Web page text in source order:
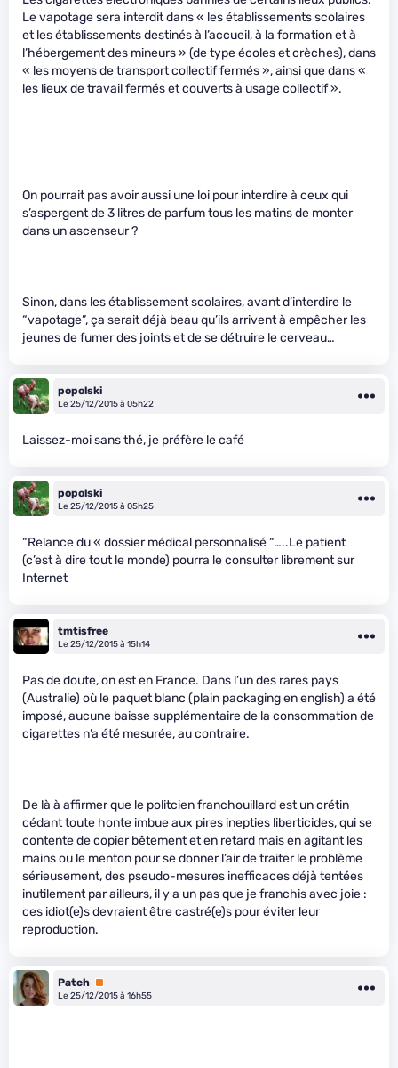
Le vapotage sera interdit dans « les établissements scolaires
et les établissements destinés à l’accueil, à la formation et à
l’hébergement des mineurs » (de type écoles et crèches), dans
« les moyens de transport collectif fermés », ainsi que dans «
les lieux de travail fermés et couverts à usage collectif ».
On pourrait pas avoir aussi une loi pour interdire à ceux qui
s’aspergent de 3 litres de parfum tous les matins de monter
dans un ascenseur ?
Sinon, dans les établissement scolaires, avant d’interdire le
“vapotage”, ça serait déjà beau qu’ils arrivent à empêcher les
jeunes de fumer des joints et de se détruire le cerveau…
popolski
Le 25/12/2015 à 05h22
Laissez-moi sans thé, je préfère le café
popolski
Le 25/12/2015 à 05h25
“Relance du « dossier médical personnalisé “…..Le patient
(c’est à dire tout le monde) pourra le consulter librement sur
Internet
tmtisfree
Le 25/12/2015 à 15h14
Pas de doute, on est en France. Dans l’un des rares pays
(Australie) où le paquet blanc (plain packaging en english) a été
imposé, aucune baisse supplémentaire de la consommation de
cigarettes n’a été mesurée, au contraire.
De là à affirmer que le politcien franchouillard est un crétin
cédant toute honte imbue aux pires inepties liberticides, qui se
contente de copier bêtement et en retard mais en agitant les
mains ou le menton pour se donner l’air de traiter le problème
sérieusement, des pseudo-mesures inefficaces déjà tentées
inutilement par ailleurs, il y a un pas que je franchis avec joie :
ces idiot(e)s devraient être castré(e)s pour éviter leur
reproduction.
Patch Premium
Le 25/12/2015 à 16h55